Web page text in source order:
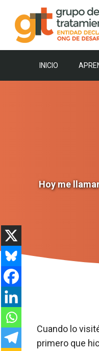
contenido
INICIO
Hoy me
Cuando lo
primero que